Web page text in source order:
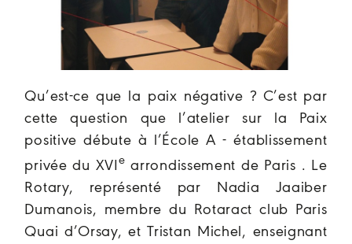
Qu’est-ce que la paix négative ? C’est par
cette question que l’atelier sur la Paix
positive débute à l’École A - établissement
privée du XVI e arrondissement de Paris . Le
Rotary, représenté par Nadia Jaaiber
Dumanois, membre du Rotaract club Paris
Quai d’Orsay, et Tristan Michel, enseignant